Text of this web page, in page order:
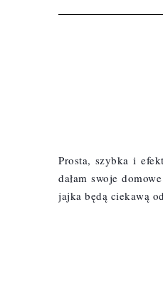
Prosta, szybka i
dałam swoje
jajka będą ciekawą